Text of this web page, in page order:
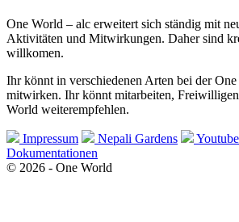
One World – alc erweitert sich ständig mit
Aktivitäten und Mitwirkungen. Daher sind
willkomen.
Ihr könnt in verschiedenen Arten bei der
mitwirken. Ihr könnt mitarbeiten,
World weiterempfehlen.
Impressum Nepali Gardens Youtube
Dokumentationen
© 2026 - One World